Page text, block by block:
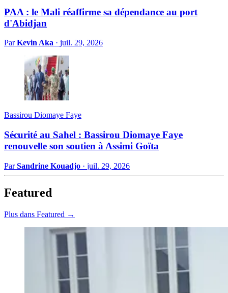
PAA : le Mali réaffirme sa dépendance au port
d'Abidjan
ParKevin Aka · juil. 29, 2026
Bassirou Diomaye Faye
Sécurité au Sahel : Bassirou Diomaye Faye
renouvelle son soutien à Assimi Goïta
ParSandrine Kouadjo · juil. 29, 2026
Featured
Plus dans Featured →